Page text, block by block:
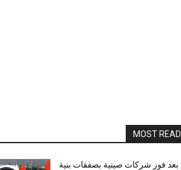
MOST READ
بعد فوز شركات صينية بصفقات بنية